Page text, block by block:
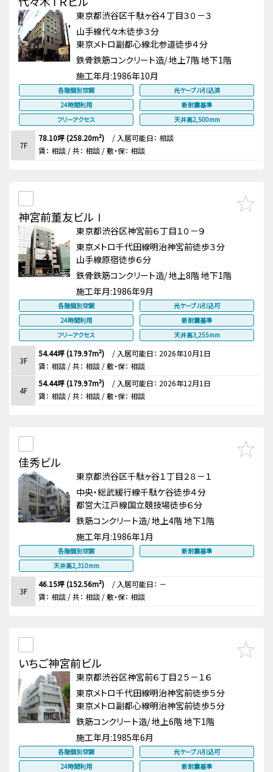
東京都渋谷区千駄ヶ谷４丁目３０－３
山手線代々木徒歩３分
東京メトロ副都心線北参道徒歩４分
鉄骨鉄筋コンクリート造/ 地上7階 地下1階
施工年月:1986年10月
各階個別空調
光ケーブル引込済
24時間利用
新耐震基準
フリーアクセス
天井高2,500mm
7F
78.10坪 (258.20m²) / 入居可能日： 相談
賃： 相談 / 共： 相談 / 敷・保： 相談
神宮前董友ビルⅠ
東京都渋谷区神宮前６丁目１０－９
東京メトロ千代田線明治神宮前徒歩３分
山手線原宿徒歩６分
鉄骨鉄筋コンクリート造/ 地上8階 地下1階
施工年月:1986年9月
各階個別空調
光ケーブル引込可
24時間利用
新耐震基準
フリーアクセス
天井高3,255mm
3F
54.44坪 (179.97m²) / 入居可能日： 2026年10月1日
賃： 相談 / 共： 相談 / 敷・保： 相談
4F
54.44坪 (179.97m²) / 入居可能日： 2026年12月1日
賃： 相談 / 共： 相談 / 敷・保： 相談
佳秀ビル
東京都渋谷区千駄ヶ谷１丁目２８－１
中央・総武緩行線千駄ケ谷徒歩４分
都営大江戸線国立競技場徒歩６分
鉄筋コンクリート造/ 地上4階 地下1階
施工年月:1986年1月
各階個別空調
新耐震基準
天井高2,310mm
3F
46.15坪 (152.56m²) / 入居可能日： －
賃： 相談 / 共： 相談 / 敷・保： 相談
いちご神宮前ビル
東京都渋谷区神宮前６丁目２５－１６
東京メトロ千代田線明治神宮前徒歩５分
東京メトロ副都心線明治神宮前徒歩５分
鉄筋コンクリート造/ 地上6階 地下1階
施工年月:1985年6月
各階個別空調
光ケーブル引込可
24時間利用
新耐震基準